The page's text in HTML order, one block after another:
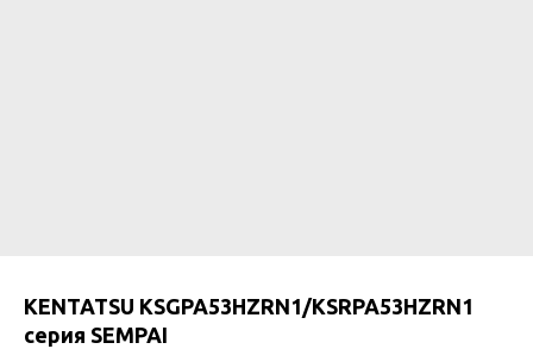
KENTATSU KSGPA53HZRN1/KSRPA53HZRN1
серия SEMPAI